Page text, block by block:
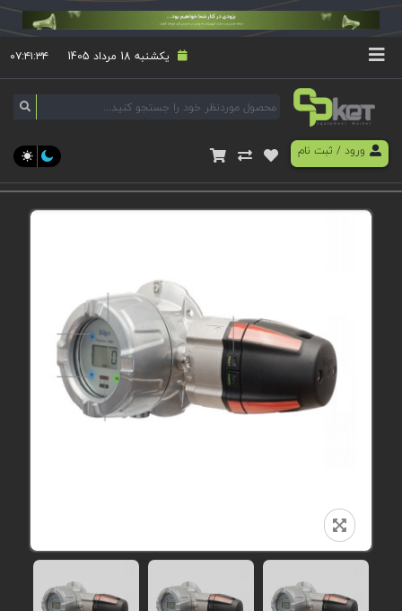
یکشنبه 18 مرداد 1405 ۰۷:۴۱:۳۴
ورود/ ثبت نام